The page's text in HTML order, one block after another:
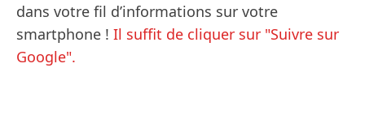
dans votre fil d’informations sur votre
smartphone ! Il suffit de cliquer sur "Suivre sur
Google".